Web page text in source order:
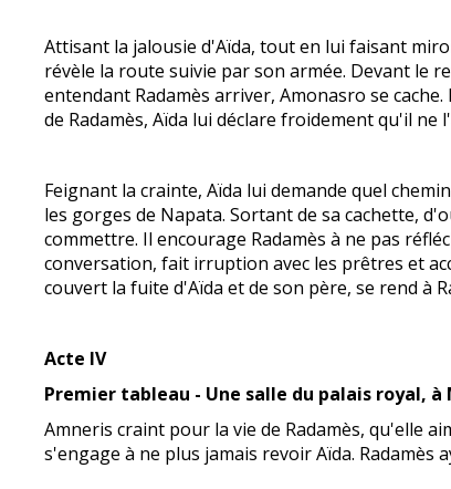
Attisant la jalousie d'Aïda, tout en lui faisant
révèle la route suivie par son armée. Devant le
entendant Radamès arriver, Amonasro se
de Radamès, Aïda lui déclare froidement qu'il
Feignant la crainte, Aïda lui demande quel
les gorges de Napata. Sortant de sa cachette,
commettre. Il encourage Radamès à ne pas
conversation, fait irruption avec les prêtres et
couvert la fuite d'Aïda et de son père, se rend à
Acte IV
Premier tableau - Une salle du palais royal, à
Amneris craint pour la vie de Radamès, qu'elle
s'engage à ne plus jamais revoir Aïda.